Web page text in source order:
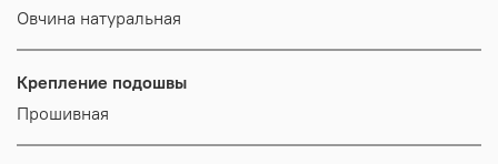
Овчина натуральная
Крепление подошвы
Прошивная